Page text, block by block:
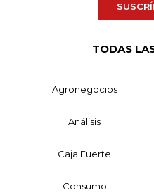
TODAS
Agronegocios
Análisis
Caja Fuerte
Consumo